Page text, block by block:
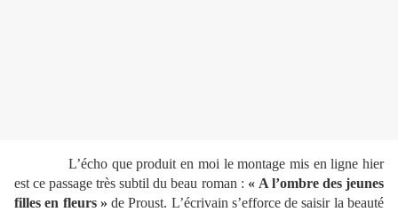
L’écho que produit en moi le montage mis en ligne hier
est ce passage très subtil du beau roman : « A l’ombre des jeunes
filles en fleurs » de Proust. L’écrivain s’efforce de saisir la beauté